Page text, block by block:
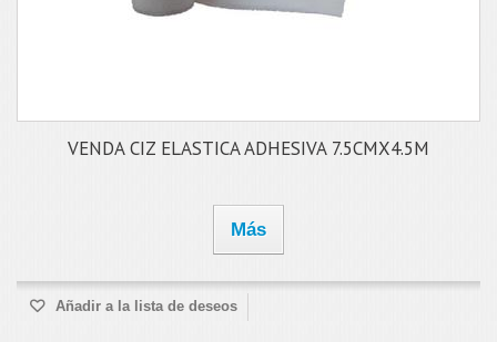
VENDA CIZ ELASTICA ADHESIVA 7.5CMX4.5M
Más
Añadir a la lista de deseos